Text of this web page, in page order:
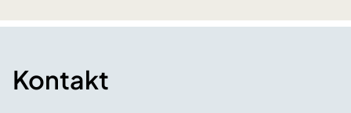
Kontakt